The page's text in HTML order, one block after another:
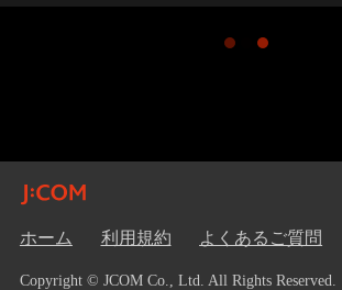
ホーム 利用規約 よくあるご質問
Copyright © JCOM Co., Ltd. All Rights Reserved.